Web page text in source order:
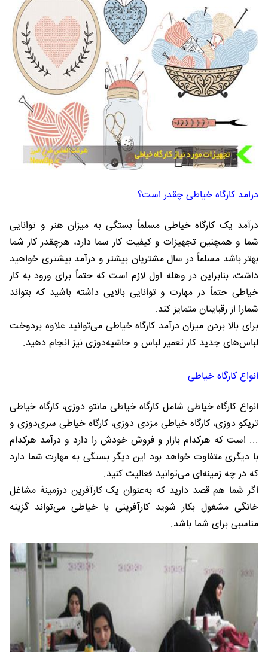
درامد کارگاه خیاطی چقدر است؟
درآمد یک کارگاه خیاطی مسلماً بستگی به میزان هنر و توانایی
شما و همچنین تجهیزات و کیفیت کار سما دارد، هرچقدر کار شما
بهتر باشد مسلماً در سال مشتریان بیشتر و درآمد بیشتری خواهید
داشت، بنابراین در وهله اول لازم است که حتماً برای ورود به کار
خیاطی حتماً در مهارت و توانایی بالایی داشته باشید که بتواند
شمارا از رقبایتان متمایز کند.
برای بالا بردن میزان درآمد کارگاه خیاطی می‌توانید علاوه بردوخت
لباس‌های جدید کار تعمیر لباس و حاشیه‌دوزی نیز انجام دهید.
انواع کارگاه خیاطی
انواع کارگاه خیاطی شامل کارگاه خیاطی مانتو دوزی، کارگاه خیاطی
تریکو دوزی، کارگاه خیاطی مزدی دوزی، کارگاه خیاطی سری‌دوزی و
... است که هرکدام بازار و فروش خودش را دارد و درآمد هرکدام
با دیگری متفاوت خواهد بود این دیگر بستگی به مهارت شما دارد
که در چه زمینه‌ای می‌توانید فعالیت کنید.
اگر شما هم قصد دارید که به‌عنوان یک کارآفرین درزمینهٔ مشاغل
خانگی مشغول بکار شوید کارآفرینی با خیاطی می‌تواند گزینه
مناسبی برای شما باشد.